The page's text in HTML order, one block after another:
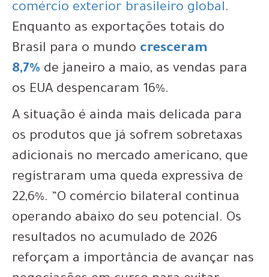
comércio exterior brasileiro global.
Enquanto as exportações totais do
Brasil para o mundo cresceram
8,7% de janeiro a maio, as vendas para
os EUA despencaram 16%.
A situação é ainda mais delicada para
os produtos que já sofrem sobretaxas
adicionais no mercado americano, que
registraram uma queda expressiva de
22,6%. “O comércio bilateral continua
operando abaixo do seu potencial. Os
resultados no acumulado de 2026
reforçam a importância de avançar nas